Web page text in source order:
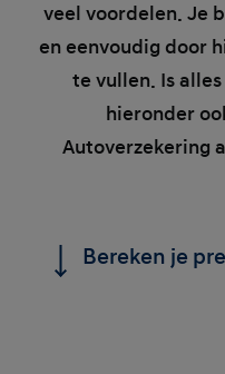
veel voordelen. Je
en eenvoudig door
te vullen. Is
hieronder
Autoverzekering
Bereken je